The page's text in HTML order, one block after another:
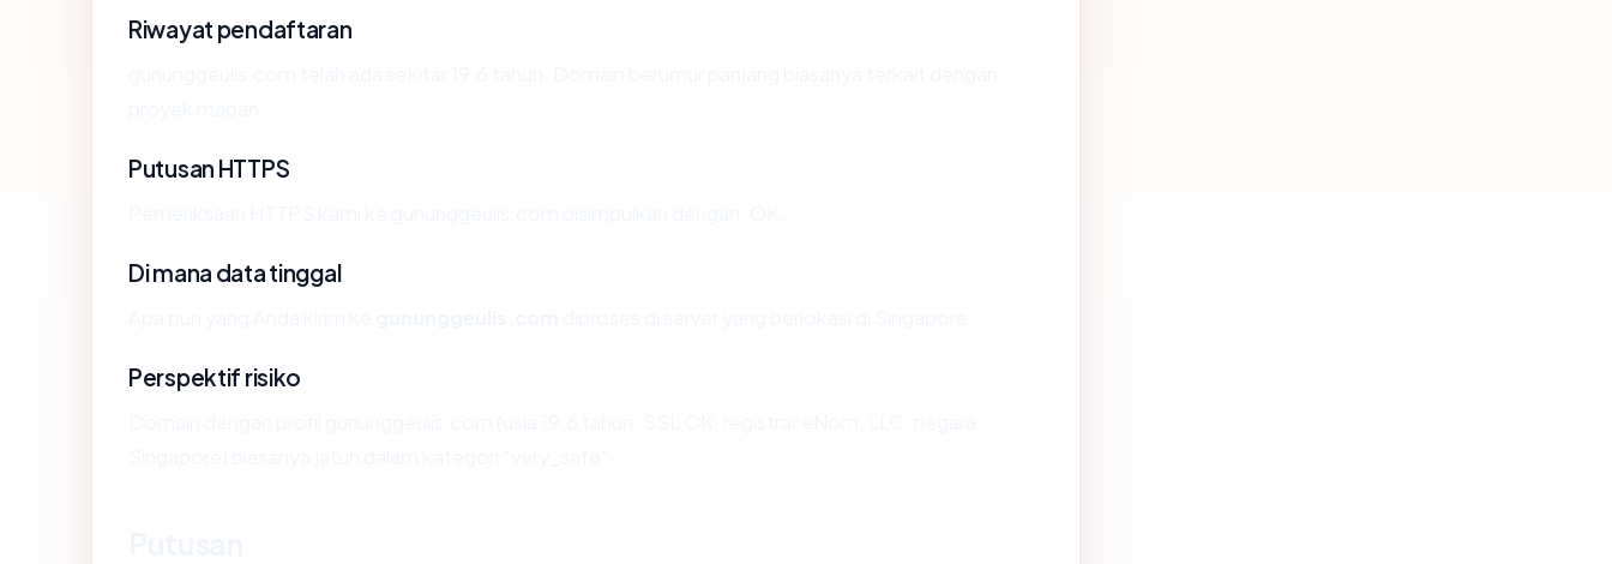
Riwayat pendaftaran
Putusan HTTPS
Di mana data tinggal
Perspektif risiko